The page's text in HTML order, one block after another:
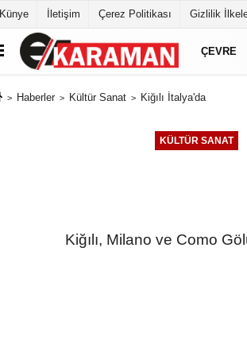
Künye İletişim Çerez Politikası Gizlilik
ÇEVRE
Haberler Kültür Sanat Kiğılı İtalya'da
KÜLTÜR SANAT
Kiğılı, Milano ve Como